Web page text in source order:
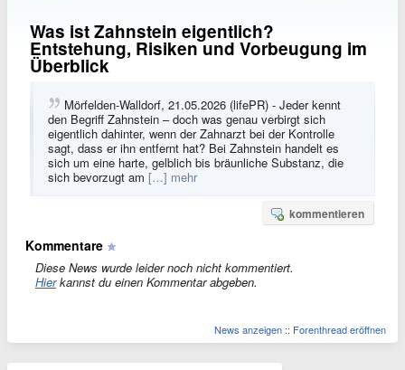
Was ist Zahnstein eigentlich?
Entstehung, Risiken und Vorbeugung im
Überblick
Mörfelden-Walldorf, 21.05.2026 (lifePR) - Jeder kennt
den Begriff Zahnstein – doch was genau verbirgt sich
eigentlich dahinter, wenn der Zahnarzt bei der Kontrolle
sagt, dass er ihn entfernt hat? Bei Zahnstein handelt es
sich um eine harte, gelblich bis bräunliche Substanz, die
sich bevorzugt am […] mehr
kommentieren
Kommentare
Diese News wurde leider noch nicht kommentiert.
Hierkannst du einen Kommentar abgeben.
News anzeigen :: Forenthread eröffnen